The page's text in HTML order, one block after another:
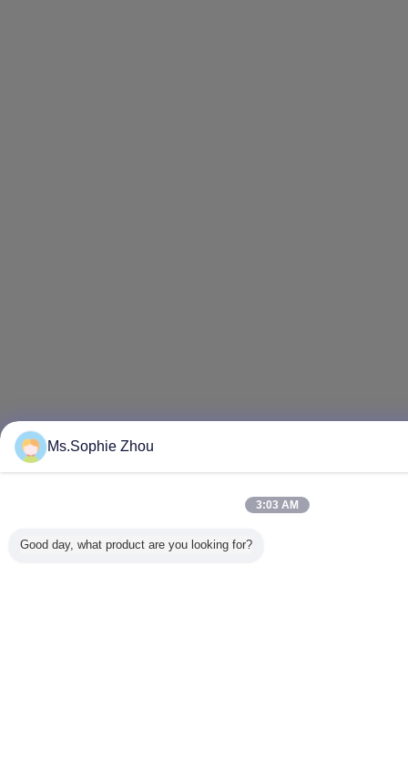
Ms.Sophie Zhou
3:03 AM
Good day, what product are you looking for?